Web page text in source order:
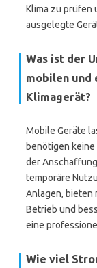
Klima zu prüfen
ausgelegte
Was ist der
mobilen
Klimagerät?
Mobile Geräte
benötigen
der
temporäre
Anlagen, bieten
Betrieb und
eine
Wie viel